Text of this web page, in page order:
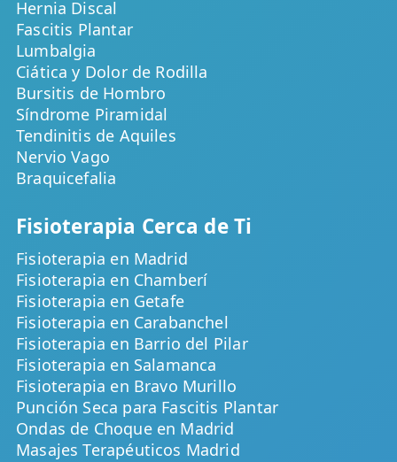
Hernia Discal
Fascitis Plantar
Lumbalgia
Ciática y Dolor de Rodilla
Bursitis de Hombro
Síndrome Piramidal
Tendinitis de Aquiles
Nervio Vago
Braquicefalia
Fisioterapia Cerca de Ti
Fisioterapia en Madrid
Fisioterapia en Chamberí
Fisioterapia en Getafe
Fisioterapia en Carabanchel
Fisioterapia en Barrio del Pilar
Fisioterapia en Salamanca
Fisioterapia en Bravo Murillo
Punción Seca para Fascitis Plantar
Ondas de Choque en Madrid
Masajes Terapéuticos Madrid